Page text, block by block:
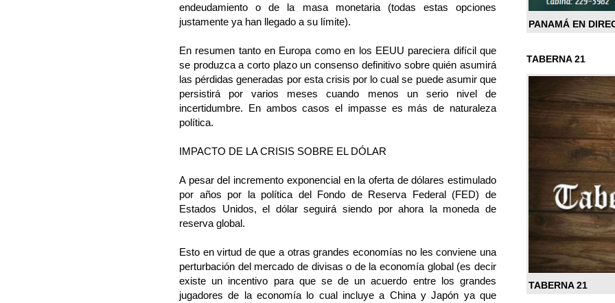
endeudamiento o de la masa monetaria (todas estas opciones
justamente ya han llegado a su límite).
En resumen tanto en Europa como en los EEUU pareciera difícil que
se produzca a corto plazo un consenso definitivo sobre quién asumirá
las pérdidas generadas por esta crisis por lo cual se puede asumir que
persistirá por varios meses cuando menos un serio nivel de
incertidumbre. En ambos casos el impasse es más de naturaleza
política.
IMPACTO DE LA CRISIS SOBRE EL DÓLAR
A pesar del incremento exponencial en la oferta de dólares estimulado
por años por la política del Fondo de Reserva Federal (FED) de
Estados Unidos, el dólar seguirá siendo por ahora la moneda de
reserva global.
Esto en virtud de que a otras grandes economías no les conviene una
perturbación del mercado de divisas o de la economía global (es decir
existe un incentivo para que se de un acuerdo entre los grandes
jugadores de la economía lo cual incluye a China y Japón ya que
PANAMÁ EN
TABERNA 21
TABERNA 21